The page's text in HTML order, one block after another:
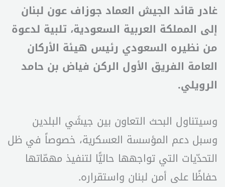
غادر قائد الجيش العماد جوزاف عون لبنان
إلى المملكة العربية السعودية، تلبية لدعوة
من نظيره السعودي رئيس هيئة الأركان
العامة الفريق الأول الركن فياض بن حامد
الرويلي.
وسيتناول البحث التعاون بين جيشَي البلدين
وسبل دعم المؤسسة العسكرية، خصوصاً في ظل
التحدّيات التي تواجهها حاليًّا لتنفيذ مهمّاتها
حفاظًا على أمن لبنان واستقراره.